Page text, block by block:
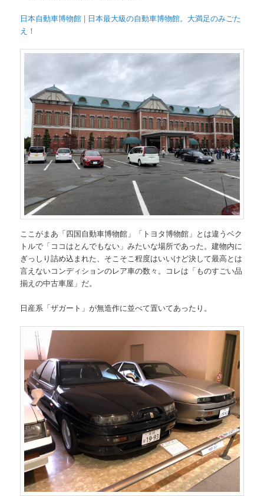
日本自動車博物館 | 日本最大級の自動車博物館。大満足のみごた
え！
ここがまあ「四国自動車博物館」「トヨタ博物館」とは違うベク
トルで「ココはとんでもない」みたいな場所であった。建物内に
ぎっしり詰め込まれた、そこそこ程度はいいけど決して最高とは
言えないコンディションのレア車の数々。コレは「ものすごい品
揃えの中古車屋」だ。
日産系「ザガート」が無造作に並べて置いてあったり。